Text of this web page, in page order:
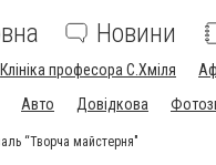
Новини
Клініка професора С.Хміля
Авто Довідкова
“Творча майстерня"